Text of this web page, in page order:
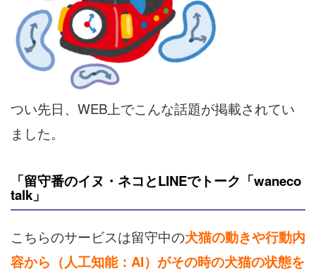
つい先日、WEB上でこんな話題が掲載されてい
ました。
「留守番のイヌ・ネコとLINEでトーク「waneco
talk」
こちらのサービスは留守中の犬猫の動きや行動内
容から（人工知能：AI）がその時の犬猫の状態を